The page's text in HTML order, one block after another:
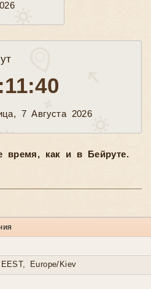
7 Августа 2026
время, как и в Бейруте.
Europe/Kiev